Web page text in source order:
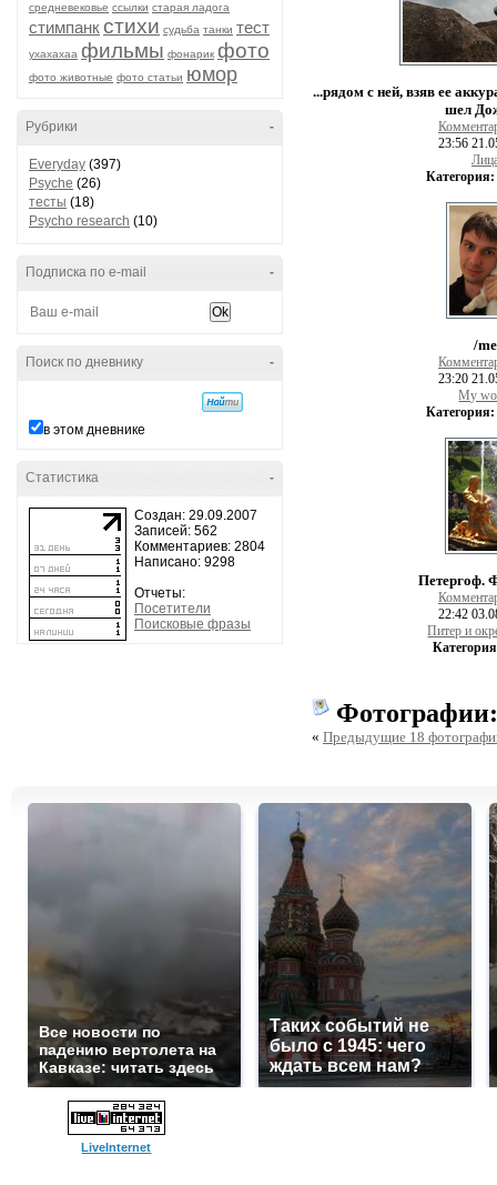
средневековье ссылки старая ладога
стимпанкстихи судьба танки тест
ухахахаа фильмы фонарик фото
фото животные фото статьи юмор
-
Рубрики
Everyday (397)
Psyche (26)
тесты (18)
Psycho research (10)
-
Подписка по e-mail
-
Поиск по дневнику
в этом дневнике
-
Статистика
Создан: 29.09.2007
Записей: 562
Комментариев: 2804
Написано: 9298
Отчеты:
Посетители
Поисковые фразы
...рядом с ней, взяв ее
шел
23:56
Категория:
/me
23:20
My
Категория:
Петергоф.
22:42
Питер и
Фотографии:
« Предыдущие 18
Все новости по
падению вертолета на
Кавказе: читать здесь
Таких событий не
было с 1945: чего
ждать всем нам?
LiveInternet